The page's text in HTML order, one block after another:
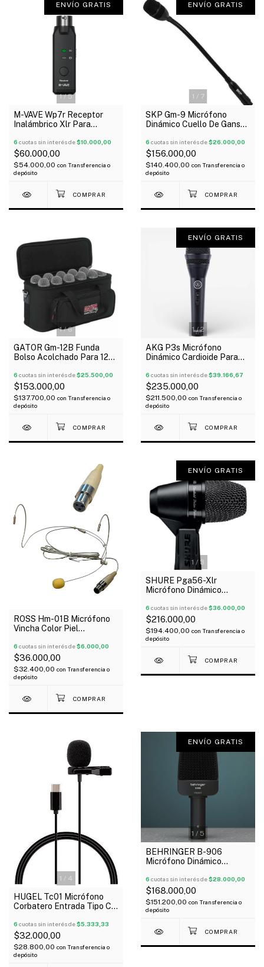
1/5
ENVÍO GRATIS
M-VAVE Wp7r Receptor
Inalámbrico Xlr Para
6 cuotas sin interés de$10.000,00
$60.000,00
$54.000,00 con Transferencia o
depósito
1 / 7
ENVÍO GRATIS
SKP Gm-9 Micrófono
Dinámico Cuello De Ganso
6 cuotas sin interés de$26.000,00
$156.000,00
$140.400,00 con Transferencia o
depósito
1/6
GATOR Gm-12B Funda
Bolso Acolchado Para 12
6 cuotas sin interés de$25.500,00
$153.000,00
$137.700,00 con Transferencia o
depósito
1/2
ENVÍO GRATIS
AKG P3s Micrófono
Dinámico Cardioide Para
6 cuotas sin interés de$39.166,67
$235.000,00
$211.500,00 con Transferencia o
depósito
ROSS Hm-01B Micrófono
Vincha Color Piel
Omnidireccional P3
6 cuotas sin interés de$6.000,00
$36.000,00
$32.400,00 con Transferencia o
depósito
1 / 3
ENVÍO GRATIS
SHURE Pga56-Xlr
Micrófono Dinámico
6 cuotas sin interés de$36.000,00
$216.000,00
$194.400,00 con Transferencia o
depósito
1 / 4
HUGEL Tc01 Micrófono
Corbatero Entrada Tipo C
Oferta!
6 cuotas sin interés de$5.333,33
$32.000,00
$28.800,00 con Transferencia o
depósito
1 / 5
ENVÍO GRATIS
BEHRINGER B-906
Micrófono Dinámico
Estudio Y Escenarios
6 cuotas sin interés de$28.000,00
$168.000,00
$151.200,00 con Transferencia o
depósito